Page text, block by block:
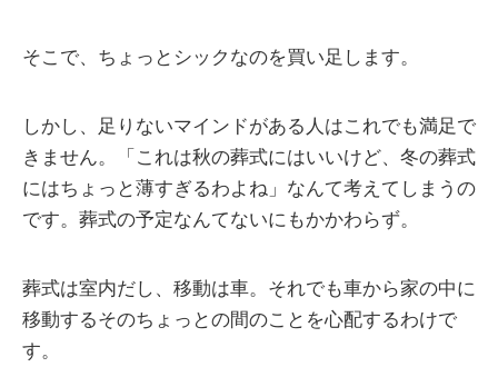
そこで、ちょっとシックなのを買い足します。
しかし、足りないマインドがある人はこれでも満足で
きません。「これは秋の葬式にはいいけど、冬の葬式
にはちょっと薄すぎるわよね」なんて考えてしまうの
です。葬式の予定なんてないにもかかわらず。
葬式は室内だし、移動は車。それでも車から家の中に
移動するそのちょっとの間のことを心配するわけで
す。